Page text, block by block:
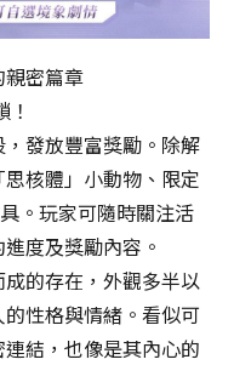
密篇章
發放豐富獎勵。除解
核體」小動物、限定
。玩家可隨時關注活
度及獎勵內容。
成的存在，外觀多半以
性格與情緒。看似可
結，也像是其內心的